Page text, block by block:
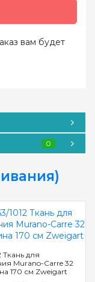
вам будет
0
Ткань для
Murano-Carre 32
170 см Zweigart